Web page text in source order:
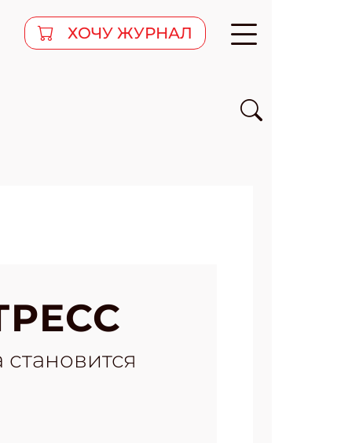
ХОЧУ ЖУРНАЛ